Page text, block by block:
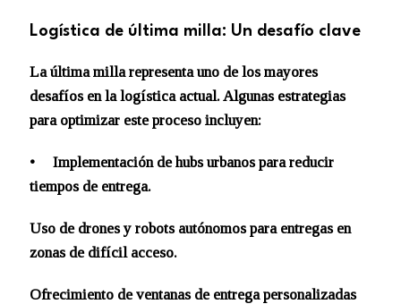
Logística de última milla: Un desafío clave
La última milla representa uno de los mayores
desafíos en la logística actual. Algunas estrategias
para optimizar este proceso incluyen:
• Implementación de hubs urbanos para reducir
tiempos de entrega.
Uso de drones y robots autónomos para entregas en
zonas de difícil acceso.
Ofrecimiento de ventanas de entrega personalizadas